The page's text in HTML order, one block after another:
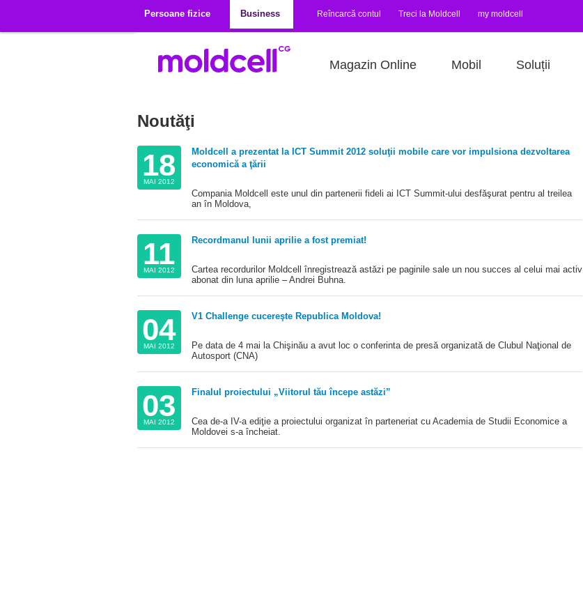
Persoane fizice
Business Reîncarcă contul Treci la Moldcell my moldcell
Magazin Online Mobil Soluții
Noutăţi
18
MAI 2012
Moldcell a prezentat la ICT Summit 2012 soluţii mobile care vor impulsiona dezvoltarea
economică a ţării
Compania Moldcell este unul din partenerii fideli ai ICT Summit-ului desfăşurat pentru al treilea
an în Moldova,
11
MAI 2012
Recordmanul lunii aprilie a fost premiat!
Cartea recordurilor Moldcell înregistrează astăzi pe paginile sale un nou succes al celui mai activ
abonat din luna aprilie – Andrei Buhna.
04
MAI 2012
V1 Challenge cucereşte Republica Moldova!
Pe data de 4 mai la Chişinău a avut loc o conferinta de presă organizată de Clubul Naţional de
Autosport (CNA)
03
MAI 2012
Finalul proiectului „Viitorul tău începe astăzi”
Cea de-a IV-a ediţie a proiectului organizat în parteneriat cu Academia de Studii Economice a
Moldovei s-a încheiat.